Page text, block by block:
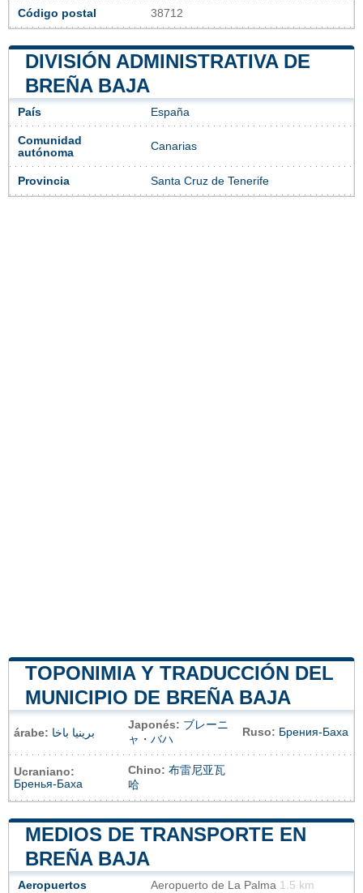
Código postal 38712
DIVISIÓN ADMINISTRATIVA DE
BREÑA BAJA
País España
Comunidad
autónoma
Canarias
Provincia Santa Cruz de Tenerife
TOPONIMIA Y TRADUCCIÓN DEL
MUNICIPIO DE BREÑA BAJA
árabe: برينيا باخا
Japonés: ブレーニ
ャ・バハ
Ruso: Брения-Баха
Ucraniano:
Бренья-Баха
Chino: 布雷尼亚瓦
哈
MEDIOS DE TRANSPORTE EN
BREÑA BAJA
Aeropuertos
Aeropuerto de La Palma 1.5 km